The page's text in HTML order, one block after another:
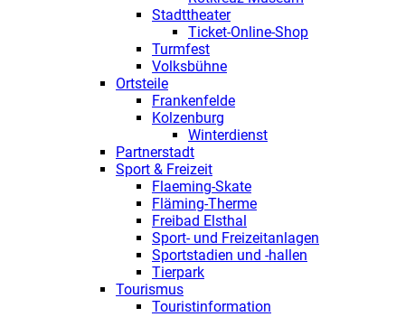
Stadttheater
Ticket-Online-Shop
Turmfest
Volksbühne
Ortsteile
Frankenfelde
Kolzenburg
Winterdienst
Partnerstadt
Sport & Freizeit
Flaeming-Skate
Fläming-Therme
Freibad Elsthal
Sport- und Freizeitanlagen
Sportstadien und -hallen
Tierpark
Tourismus
Touristinformation